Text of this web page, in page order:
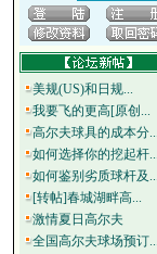
美规(US)和日规...
我要飞的更高[原创...
高尔夫球具的成本分...
如何选择你的挖起杆...
如何鉴别劣质球杆及...
[转帖]春城湖畔高...
激情夏日高尔夫
全国高尔夫球场预订...